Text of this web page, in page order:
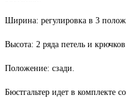
Ширина: регулировка в 3
Высота: 2 ряда петель и крючков.
Положение: сзади.
Бюстгальтер идет в комплекте